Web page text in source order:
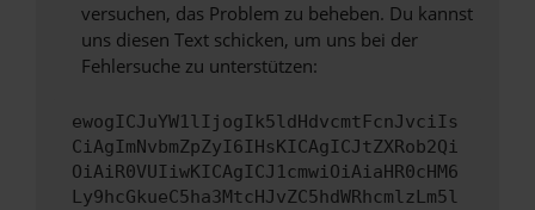
versuchen, das Problem zu beheben. Du kannst
uns diesen Text schicken, um uns bei der
Fehlersuche zu unterstützen:
ewogICJuYW1lIjogIk5ldHdvcmtFcnJvciIs
CiAgImNvbmZpZyI6IHsKICAgICJtZXRob2Qi
OiAiR0VUIiwKICAgICJ1cmwiOiAiaHR0cHM6
Ly9hcGkueC5ha3MtcHJvZC5hdWRhcmlzLm5l